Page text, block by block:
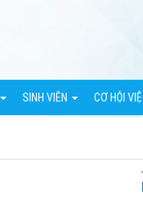
SINH VIÊN CƠ HỘI